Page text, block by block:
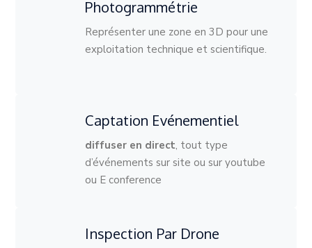
Photogrammétrie
Représenter une zone en 3D pour une
exploitation technique et scientifique.
Captation Evénementiel
diffuser en direct, tout type
d’événements sur site ou sur youtube
ou E conference
Inspection Par Drone